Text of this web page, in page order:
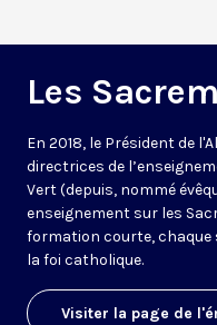
Les
En 2018, le Président de
directrices de
Vert (depuis, nommé
enseignement sur les
formation courte, chaque
la foi catholique.
Visiter la page de